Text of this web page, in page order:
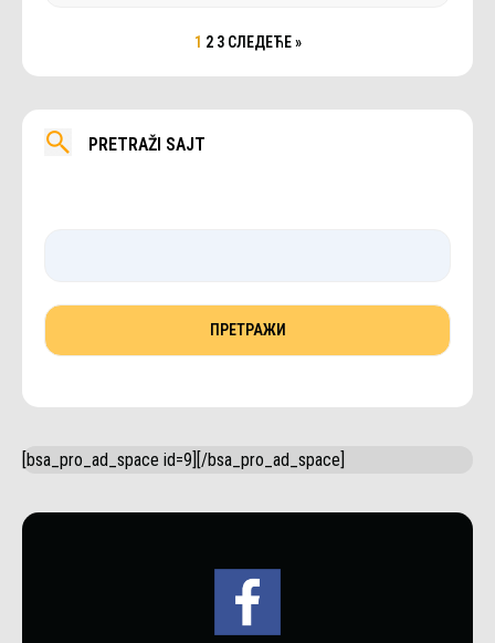
1 2 3 СЛЕДЕЋЕ »
PRETRAŽI SAJT
[bsa_pro_ad_space id=9][/bsa_pro_ad_space]